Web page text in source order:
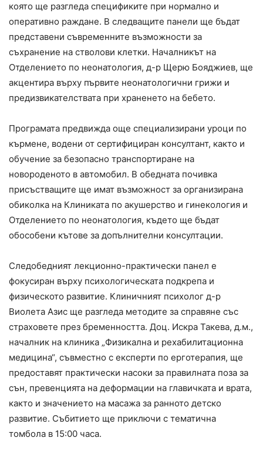
която ще разгледа спецификите при нормално и
оперативно раждане. В следващите панели ще бъдат
представени съвременните възможности за
съхранение на стволови клетки. Началникът на
Отделението по неонатология, д-р Щерю Бояджиев, ще
акцентира върху първите неонатологични грижи и
предизвикателствата при храненето на бебето.
Програмата предвижда още специализирани уроци по
кърмене, водени от сертифициран консултант, както и
обучение за безопасно транспортиране на
новороденото в автомобил. В обедната почивка
присъстващите ще имат възможност за организирана
обиколка на Клиниката по акушерство и гинекология и
Отделението по неонатология, където ще бъдат
обособени кътове за допълнителни консултации.
Следобедният лекционно-практически панел е
фокусиран върху психологическата подкрепа и
физическото развитие. Клиничният психолог д-р
Виолета Азис ще разгледа методите за справяне със
страховете през бременността. Доц. Искра Такева, д.м.,
началник на клиника „Физикална и рехабилитационна
медицина“, съвместно с експерти по ерготерапия, ще
предоставят практически насоки за правилната поза за
сън, превенцията на деформации на главичката и врата,
както и значението на масажа за ранното детско
развитие. Събитието ще приключи с тематична
томбола в 15:00 часа.